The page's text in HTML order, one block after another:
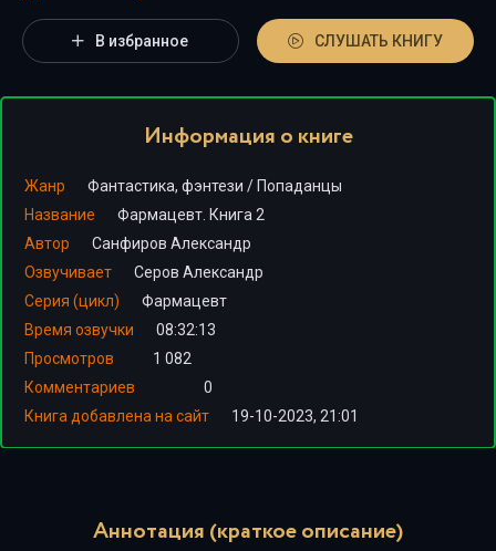
В избранное СЛУШАТЬ КНИГУ
Информация о книге
Жанр Фантастика, фэнтези / Попаданцы
Название
Фармацевт. Книга 2
Автор
Санфиров Александр
Озвучивает
Серов Александр
Серия (цикл)
Фармацевт
Время озвучки
08:32:13
Просмотров
1 082
Комментариев
0
Книга добавлена на сайт
19-10-2023, 21:01
Аннотация (краткое описание)